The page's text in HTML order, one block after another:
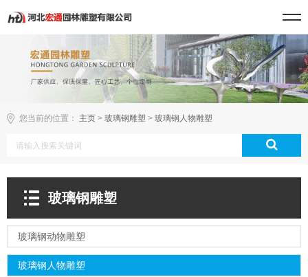
您当前的位置： 主页 > 玻璃钢雕塑 > 玻璃钢人物雕塑
玻璃钢雕塑
玻璃钢动物雕塑
玻璃钢人物雕塑